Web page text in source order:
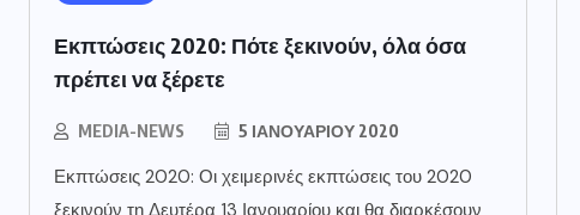
Εκπτώσεις 2020: Πότε ξεκινούν, όλα όσα
πρέπει να ξέρετε
MEDIA-NEWS 5 ΙΑΝΟΥΑΡΊΟΥ 2020
Εκπτώσεις 2020: Οι χειμερινές εκπτώσεις του 2020